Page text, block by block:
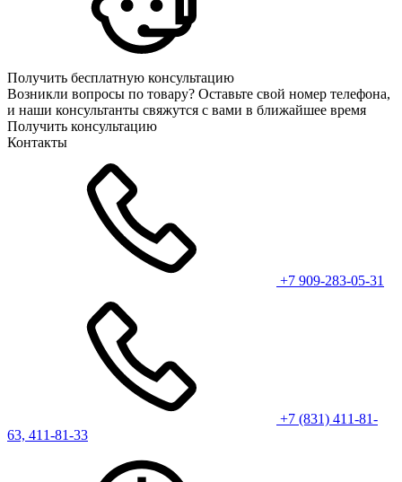
Получить бесплатную консультацию
Возникли вопросы по товару? Оставьте свой номер телефона,
и наши консультанты свяжутся с вами в ближайшее время
Получить консультацию
Контакты
+7 909-283-05-31
+7 (831) 411-81-
63, 411-81-33